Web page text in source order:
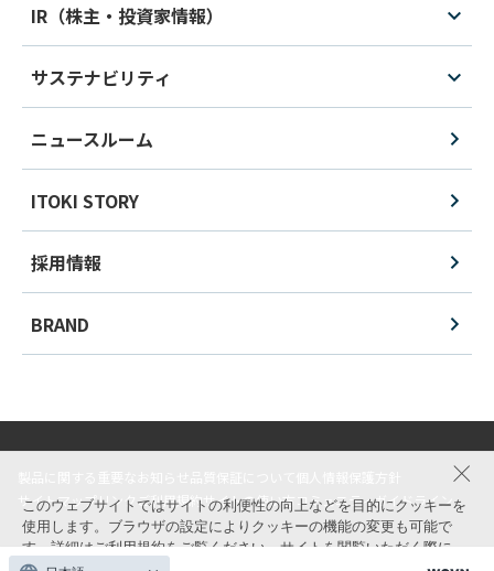
IR（株主・投資家情報）
サステナビリティ
ニュースルーム
ITOKI STORY
採用情報
BRAND
サイトマップリンク ご利用規約 サイトの使い方 コミュニティガイドライン
このウェブサイトではサイトの利便性の向上などを目的にクッキーを
使用します。ブラウザの設定によりクッキーの機能の変更も可能で
す。詳細は ご利用規約をご覧ください。サイトを閲覧いただく際に
は、クッキーの使用に同意いただく必要があります。